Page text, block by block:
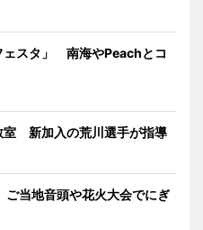
ェスタ」 南海やPeachとコ
室 新加入の荒川選手が指導
当地音頭や花火大会でにぎ